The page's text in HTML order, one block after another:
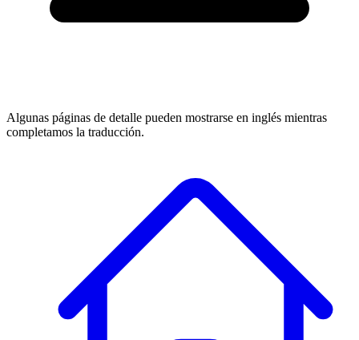
Algunas páginas de detalle pueden mostrarse en inglés mientras
completamos la traducción.